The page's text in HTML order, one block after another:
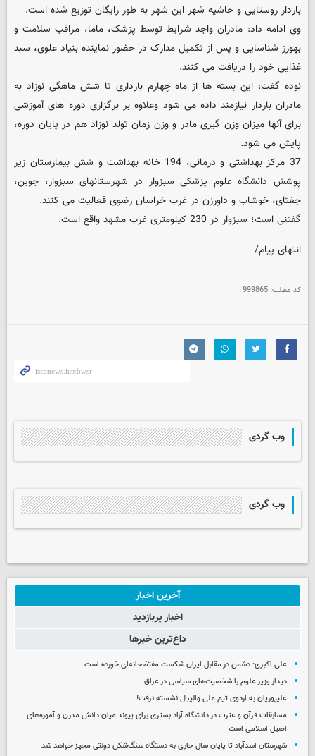
باردار روستایی و حاشیه شهر این شهر به طور رایگان توزیع شده است.
وی ادامه داد: مادران واجد شرایط توسط پزشک، ماما، مراقب سلامت و
بهورز شناسایی و پس از تکمیل مدارک در حضور نماینده بنیاد علوی، سبد
غذایی خود را دریافت می کنند.
نوده گفت: این بسته ها از ماه چهارم بارداری تا شش ماهگی نوزاد به
مادران باردار نیازمند داده می شود وعلاوه بر برگزاری دوره های آموزشی
برای آنها میزان وزن گیری مادر و وزن زمان تولد نوزاد هم در پایان دوره،
پایش می شود.
37 مرکز بهداشتی و درمانی، 194 خانه بهداشت و شش بیمارستان زیر
پوشش دانشگاه علوم پزشکی سبزوار در شهرستانهای سبزوار، جوین،
جغتای، خوشاب و داورزن در غرب خراسان رضوی فعالیت می کنند.
گفتنی است؛ سبزوار در 230 کیلومتری غرب مشهد واقع است.
انتهای پیام/
کد مطلب: 999865
وب گردی
وب گردی
آخرین اخبار
اخبار پربازدید
داغ‌ترین خبرها
علی اکبری: دشمن در مقابل ایران شکست مفتضحانه‌ای خورده است
دیدار وزیر علوم با شخصیت‌های سیاسی در عراق
علیپوریان به اردوی تیم ملی والیبال نشسته نرفت!
مسابقات قرآن و عترت در دانشگاه آزاد بستری برای پیوند میان دانش مدرن و آموزه‌های
اصیل اسلامی است
شهرستان اسدآباد تا پایان سال جاری به دستگاه سنگ‌شکن دولتی مجهز خواهد شد